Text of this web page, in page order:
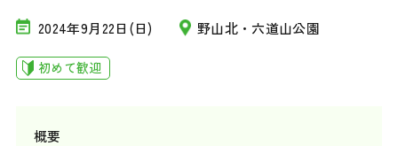
2024年9月22日(日) 野山北・六道山公園
初めて歓迎
概要